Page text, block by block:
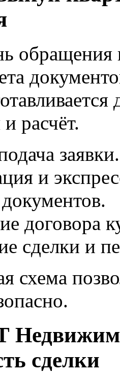
расчёт.
заявки.
и
договора
сделки и
схема
сделки